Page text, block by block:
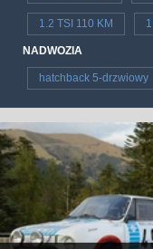
1.2 TSI 110 KM
NADWOZIA
hatchback 5-drzwiowy